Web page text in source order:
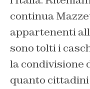
continua
appartenenti
sono tolti i
la condivisione
quanto